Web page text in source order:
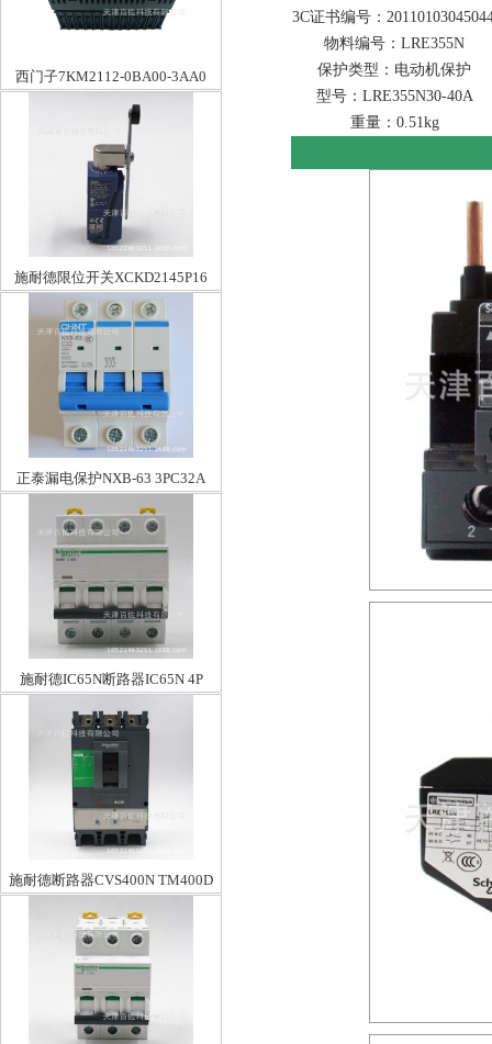
西门子7KM2112-0BA00-3AA0
施耐德限位开关XCKD2145P16
正泰漏电保护NXB-63 3PC32A
施耐德IC65N断路器IC65N 4P
C63A
施耐德断路器CVS400N TM400D
3P3D
3C证书编号：
物料编号：LRE355N
保护类型：电动机保护
型号：LRE355N30-40A
重量：0.51kg